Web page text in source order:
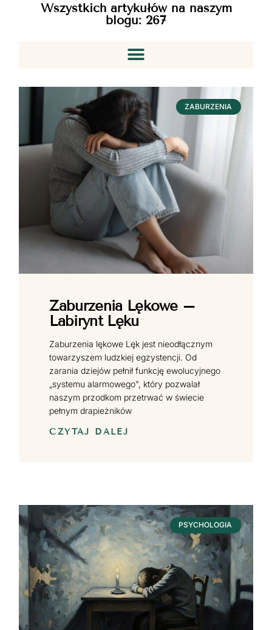
Wszystkich artykułów na naszym
blogu: 267
ZABURZENIA
Zaburzenia Lękowe –
Labirynt Lęku
Zaburzenia lękowe Lęk jest nieodłącznym
towarzyszem ludzkiej egzystencji. Od
zarania dziejów pełnił funkcję ewolucyjnego
„systemu alarmowego”, który pozwalał
naszym przodkom przetrwać w świecie
pełnym drapieżników
CZYTAJ DALEJ
PSYCHOLOGIA